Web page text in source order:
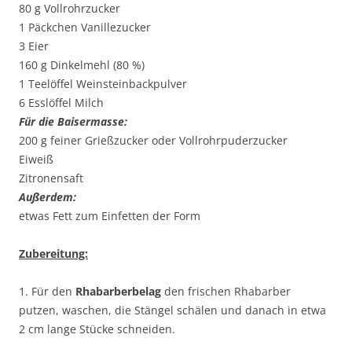
80 g Vollrohrzucker
1 Päckchen Vanillezucker
3 Eier
160 g Dinkelmehl (80 %)
1 Teelöffel Weinsteinbackpulver
6 Esslöffel Milch
Für die Baisermasse:
200 g feiner Grießzucker oder Vollrohrpuderzucker
Eiweiß
Zitronensaft
Außerdem:
etwas Fett zum Einfetten der Form
Zubereitung:
1. Für den Rhabarberbelag den frischen Rhabarber
putzen, waschen, die Stängel schälen und danach in etwa
2 cm lange Stücke schneiden.